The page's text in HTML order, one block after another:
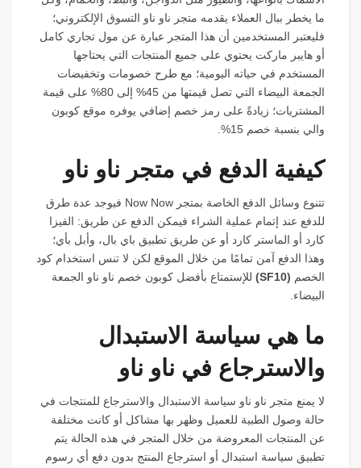
ما يخطر ببال العملاء يقدمه متجر ناو ناو التسوق الإلكتروني؛
فليعتبر المستخدمين أن هذا المتجر عبارة عن مول تجاري كامل
أو هايبر ماركت يحتوي على جميع المنتجات التي يحتاجها
المستخدم في حياته اليومية؛ مع طرح خصومات وتخفيضات
الجمعة البيضاء التي تصل قيمتها من 45% إلى 80% على قيمة
المشتريات؛ زيادةً على رمز خصم إضافي يوفره موقع كوبون
والي بنسبة خصم 15%.
كيفية الدفع في متجر ناو ناو
تتنوع وسائل الدفع الخاصة بمتجر Now Now فيوجد عدة طرق
للدفع عند إتمام عملية الشراء فيمكن الدفع عن طريق: الفيزا
كارد أو الماستر كارد أو عن طريق تطبيق باي بال، وأبل بأي؛
وهذا الدفع آمن تمامًا من خلال الموقع لكن لا تنس استخدام كود
الخصم SF10
)للإستمتاع بأفضل كوبون خصم ناو ناو الجمعة
البيضاء.
ما هي سياسة الاستبدال
والاسترجاع في ناو ناو
لا يمنع متجر ناو ناو سياسة الاستبدال والاسترجاع للمنتجات في
حالة وصول الطبية للعميل وظهر بها مشاكل أو كانت مختلفة
عن المنتجات المعروضة من خلال المتجر في هذه الحالة يتم
تطبيق سياسة استبدال أو استرجاع المنتج بدون دفع أي رسوم